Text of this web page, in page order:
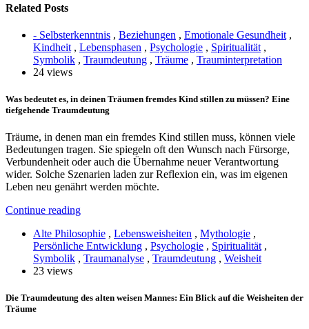
Related Posts
- Selbsterkenntnis , Beziehungen , Emotionale Gesundheit ,
Kindheit , Lebensphasen , Psychologie , Spiritualität ,
Symbolik , Traumdeutung , Träume , Trauminterpretation
24 views
Was bedeutet es, in deinen Träumen fremdes Kind stillen zu müssen? Eine
tiefgehende Traumdeutung
Träume, in denen man ein fremdes Kind stillen muss, können viele
Bedeutungen tragen. Sie spiegeln oft den Wunsch nach Fürsorge,
Verbundenheit oder auch die Übernahme neuer Verantwortung
wider. Solche Szenarien laden zur Reflexion ein, was im eigenen
Leben neu genährt werden möchte.
Continue reading
Alte Philosophie , Lebensweisheiten , Mythologie ,
Persönliche Entwicklung , Psychologie , Spiritualität ,
Symbolik , Traumanalyse , Traumdeutung , Weisheit
23 views
Die Traumdeutung des alten weisen Mannes: Ein Blick auf die Weisheiten der
Träume